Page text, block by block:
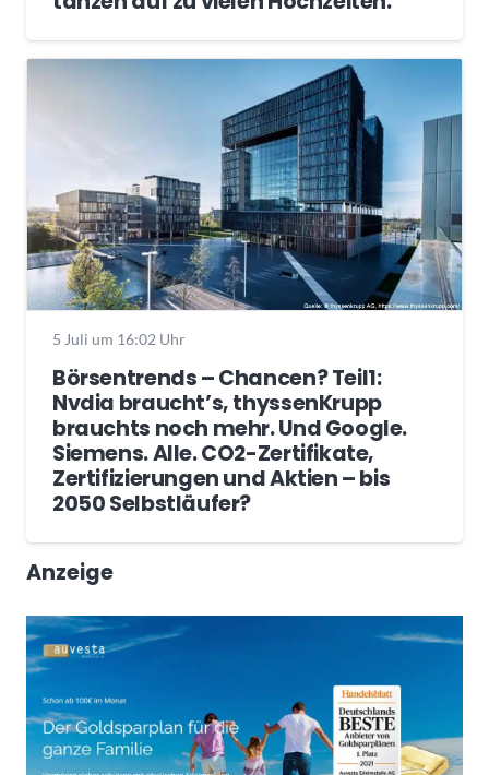
5 Juli um 16:02 Uhr
Börsentrends – Chancen? Teil1:
Nvdia braucht’s, thyssenKrupp
brauchts noch mehr. Und Google.
Siemens. Alle. CO2-Zertifikate,
Zertifizierungen und Aktien – bis
2050 Selbstläufer?
Anzeige